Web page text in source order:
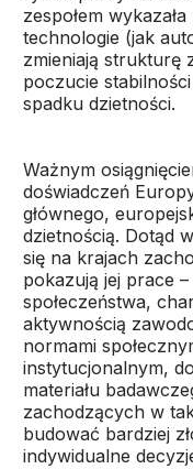
zespołem
technologie (jak
zmieniają strukturę
poczucie
spadku dzietności.
Ważnym
doświadczeń
głównego,
dzietnością. Dotąd
się na krajach
pokazują jej prace
społeczeństwa,
aktywnością
normami
instytucjonalnym,
materiału
zachodzących w
budować bardziej
indywidualne